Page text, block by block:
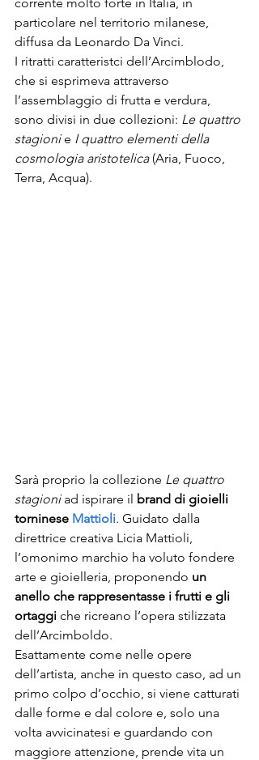
particolare nel territorio milanese,
diffusa da Leonardo Da Vinci.
I ritratti caratteristci dell’Arcimblodo,
che si esprimeva attraverso
l’assemblaggio di frutta e verdura,
sono divisi in due collezioni: Le quattro
stagioni e I quattro elementi della
cosmologia aristotelica (Aria, Fuoco,
Terra, Acqua).
Sarà proprio la collezione Le quattro
stagioni ad ispirare il brand di gioielli
torninese Mattioli. Guidato dalla
direttrice creativa Licia Mattioli,
l’omonimo marchio ha voluto fondere
arte e gioielleria, proponendo un
anello che rappresentasse i frutti e gli
ortaggi che ricreano l’opera stilizzata
dell’Arcimboldo.
Esattamente come nelle opere
dell’artista, anche in questo caso, ad un
primo colpo d’occhio, si viene catturati
dalle forme e dal colore e, solo una
volta avvicinatesi e guardando con
maggiore attenzione, prende vita un